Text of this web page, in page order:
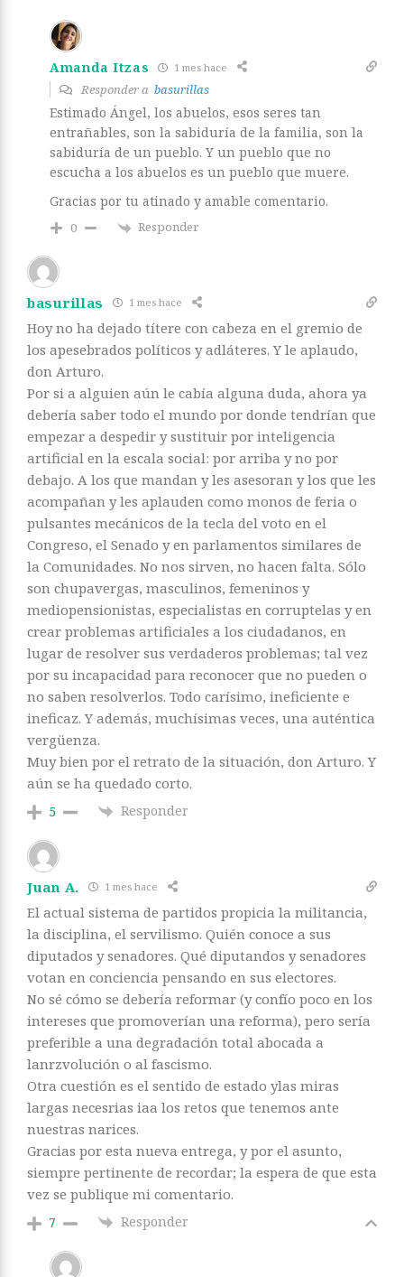
Amanda Itzas 1 mes hace
Responder a basurillas
Estimado Ángel, los abuelos, esos seres tan
entrañables, son la sabiduría de la familia, son la
sabiduría de un pueblo. Y un pueblo que no
escucha a los abuelos es un pueblo que muere.
Gracias por tu atinado y amable comentario.
0 Responder
basurillas 1 mes hace
Hoy no ha dejado títere con cabeza en el gremio de
los apesebrados políticos y adláteres. Y le aplaudo,
don Arturo.
Por si a alguien aún le cabía alguna duda, ahora ya
debería saber todo el mundo por donde tendrían que
empezar a despedir y sustituir por inteligencia
artificial en la escala social: por arriba y no por
debajo. A los que mandan y les asesoran y los que les
acompañan y les aplauden como monos de feria o
pulsantes mecánicos de la tecla del voto en el
Congreso, el Senado y en parlamentos similares de
la Comunidades. No nos sirven, no hacen falta. Sólo
son chupavergas, masculinos, femeninos y
mediopensionistas, especialistas en corruptelas y en
crear problemas artificiales a los ciudadanos, en
lugar de resolver sus verdaderos problemas; tal vez
por su incapacidad para reconocer que no pueden o
no saben resolverlos. Todo carísimo, ineficiente e
ineficaz. Y además, muchísimas veces, una auténtica
vergüenza.
Muy bien por el retrato de la situación, don Arturo. Y
aún se ha quedado corto.
5 Responder
Juan A. 1 mes hace
El actual sistema de partidos propicia la militancia,
la disciplina, el servilismo. Quién conoce a sus
diputados y senadores. Qué diputandos y senadores
votan en conciencia pensando en sus electores.
No sé cómo se debería reformar (y confío poco en los
intereses que promoverían una reforma), pero sería
preferible a una degradación total abocada a
lanrzvolución o al fascismo.
Otra cuestión es el sentido de estado ylas miras
largas necesrias iaa los retos que tenemos ante
nuestras narices.
Gracias por esta nueva entrega, y por el asunto,
siempre pertinente de recordar; la espera de que esta
vez se publique mi comentario.
7 Responder